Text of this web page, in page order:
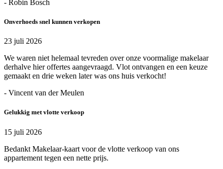
- Robin Bosch
Onverhoeds snel kunnen verkopen
23 juli 2026
We waren niet helemaal tevreden over onze voormalige makelaar
derhalve hier offertes aangevraagd. Vlot ontvangen en een keuze
gemaakt en drie weken later was ons huis verkocht!
- Vincent van der Meulen
Gelukkig met vlotte verkoop
15 juli 2026
Bedankt Makelaar-kaart voor de vlotte verkoop van ons
appartement tegen een nette prijs.